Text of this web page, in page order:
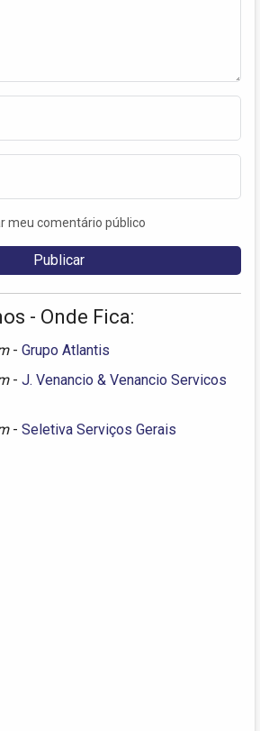
meu comentário público
- Onde Fica:
- Grupo Atlantis
- J. Venancio & Venancio Servicos
- Seletiva Serviços Gerais